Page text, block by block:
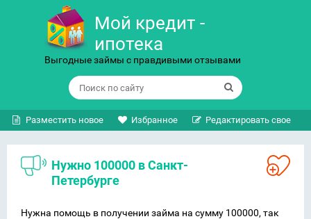
Мой кредит -
ипотека
Выгодные займы с правдивыми отзывами
Разместить новое Избранное Редактировать свое
Нужно 100000 в Санкт-
Петербурге
Нужна помощь в получении займа на сумму 100000, так